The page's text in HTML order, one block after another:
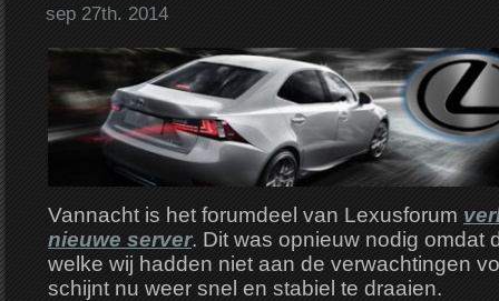
sep 27th. 2014
Vannacht is het forumdeel van Lexusforum
nieuwe server. Dit was opnieuw nodig omdat
welke wij hadden niet aan de verwachtingen
schijnt nu weer snel en stabiel te draaien.